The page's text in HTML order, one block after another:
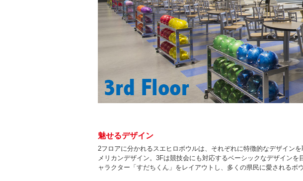
魅せるデザイン
2フロアに分かれるスエヒロボウルは、それぞれに特徴的なデザイン
メリカンデザイン。3Fは競技会にも対応するベーシックなデザイン
ャラクター「すだちくん」をレイアウトし、多くの県民に愛されるボ